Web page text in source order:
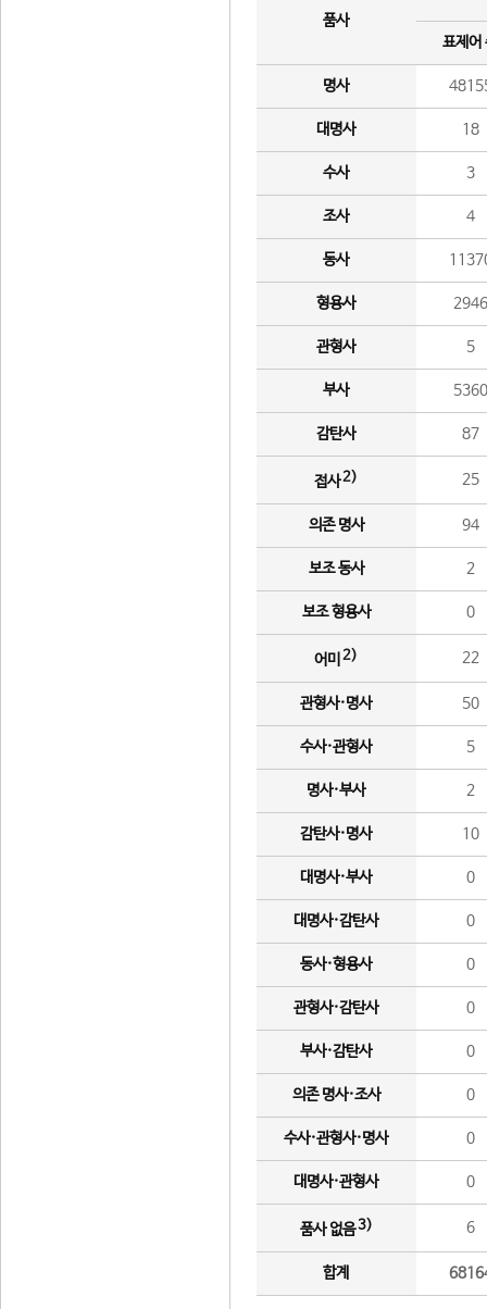
품사
표제어
명사
대명사 18
수사 3
조사 4
동사
형용사 2946
관형사 5
부사 5360
감탄사 87
접사2) 25
의존 명사 94
보조 동사 2
보조 형용사 0
어미 2) 22
관형사·명사 50
수사·관형사 5
명사·부사 2
감탄사·명사 10
대명사·부사 0
대명사·감탄사 0
동사·형용사 0
관형사·감탄사 0
부사·감탄사 0
의존 명사·조사 0
수사·관형사·명사 0
대명사·관형사 0
품사 없음3) 6
합계